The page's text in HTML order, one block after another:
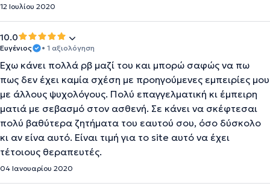
12 Ιουλίου 2020
10.0
Eυγένιος • 1 αξιολόγηση
Έχω κάνει πολλά ρβ μαζί του και μπορώ σαφώς να πω
πως δεν έχει καμία σχέση με προηγούμενες εμπειρίες μου
με άλλους ψυχολόγους. Πολύ επαγγελματική κι έμπειρη
ματιά με σεβασμό στον ασθενή. Σε κάνει να σκέφτεσαι
πολύ βαθύτερα ζητήματα του εαυτού σου, όσο δύσκολο
κι αν είνα αυτό. Είναι τιμή για το site αυτό να έχει
τέτοιους θεραπευτές.
04 Ιανουαρίου 2020